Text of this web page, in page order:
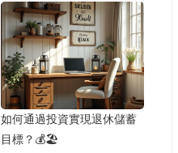
如何通過投資實現退休儲蓄
目標？💰🏖️